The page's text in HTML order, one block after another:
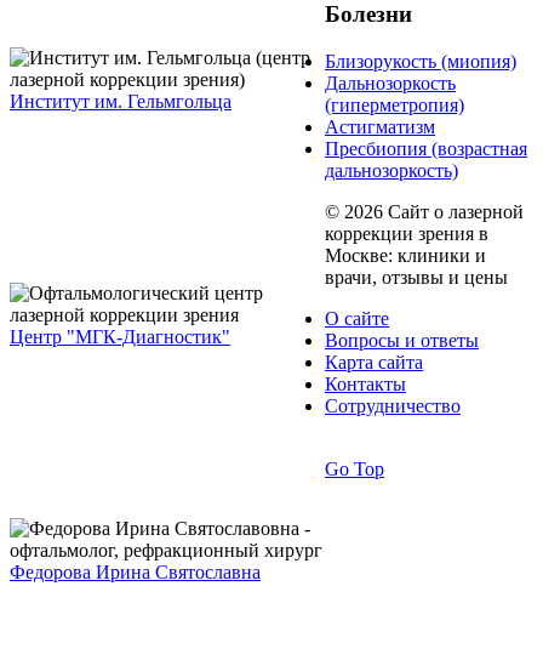
Институт им. Гельмгольца
Центр "МГК-Диагностик"
Федорова Ирина Святославна
Болезни
Близорукость (миопия)
Дальнозоркость
(гиперметропия)
Астигматизм
Пресбиопия (возрастная
дальнозоркость)
© 2026 Сайт о лазерной
коррекции зрения в
Москве: клиники и
врачи, отзывы и цены
О сайте
Вопросы и ответы
Карта сайта
Контакты
Сотрудничество
Go Top